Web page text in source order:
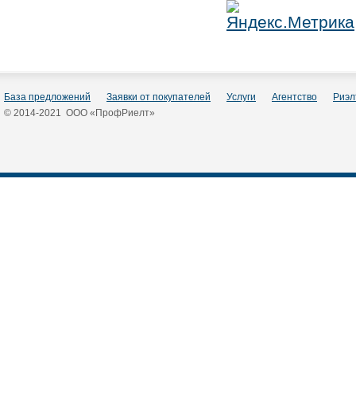
База предложений Заявки от покупателей Услуги Агентство
© 2014-2021 ООО «ПрофРиелт»